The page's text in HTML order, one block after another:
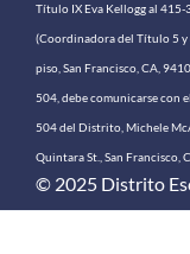
Título IX Eva Kellogg al
(Coordinadora del Título 5 y
piso, San Francisco, CA,
504, debe comunicarse con
504 del Distrito, Michele
Quintara St., San Francisco,
© 2025 Distrito